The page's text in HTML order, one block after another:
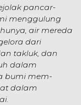
pancar­
meng­gulung
air mereda
dari
takluk, dan
dalam
bumi mem­
dalam